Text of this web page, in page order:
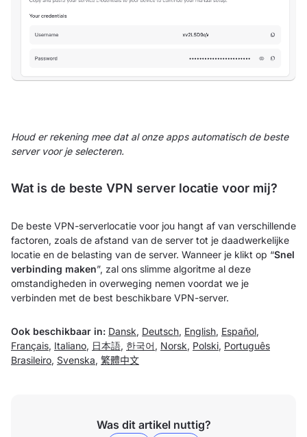
Houd er rekening mee dat al onze apps automatisch de beste
server voor je selecteren.
Wat is de beste VPN server locatie voor mij?
De beste VPN-serverlocatie voor jou hangt af van verschillende
factoren, zoals de afstand van de server tot je daadwerkelijke
locatie en de belasting van de server. Wanneer je klikt op “Snel
verbinding maken”, zal ons slimme algoritme al deze
omstandigheden in overweging nemen voordat we je
verbinden met de best beschikbare VPN-server.
Ook beschikbaar in: Dansk, Deutsch, English, Español,
Français, Italiano, 日本語, 한국어 , Norsk, Polski, Português
Brasileiro, Svenska, 繁體中文
Was dit artikel nuttig?